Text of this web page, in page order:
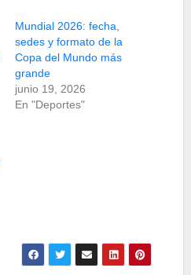
Mundial 2026: fecha,
sedes y formato de la
Copa del Mundo más
grande
junio 19, 2026
En "Deportes"